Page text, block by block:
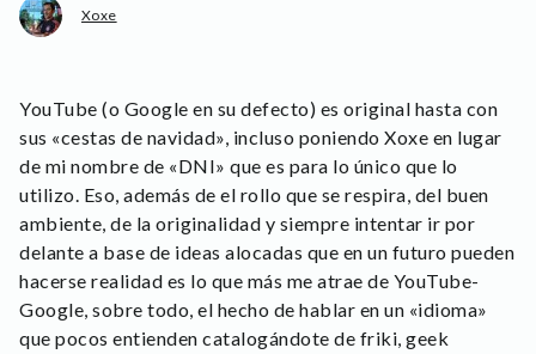
Xoxe
YouTube (o Google en su defecto) es original hasta con
sus «cestas de navidad», incluso poniendo Xoxe en lugar
de mi nombre de «DNI» que es para lo único que lo
utilizo. Eso, además de el rollo que se respira, del buen
ambiente, de la originalidad y siempre intentar ir por
delante a base de ideas alocadas que en un futuro pueden
hacerse realidad es lo que más me atrae de YouTube-
Google, sobre todo, el hecho de hablar en un «idioma»
que pocos entienden catalogándote de friki, geek